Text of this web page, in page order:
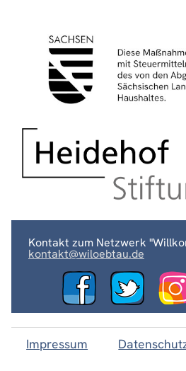
Kontakt zum Netzwerk
kontakt@wiloebtau.de
Impressum